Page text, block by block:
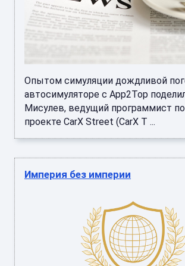
Опытом симуляции дождливой
автосимуляторе с App2Top
Мисулев, ведущий программист
проекте CarX Street (CarX T ...
Империя без империи